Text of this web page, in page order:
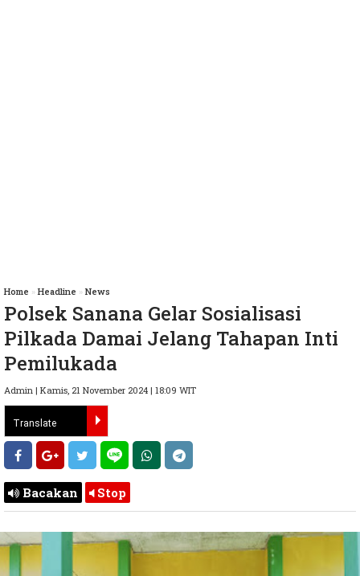
Home » Headline » News
Polsek Sanana Gelar Sosialisasi
Pilkada Damai Jelang Tahapan Inti
Pemilukada
Admin | Kamis, 21 November 2024 | 18:09 WIT
Bacakan Stop